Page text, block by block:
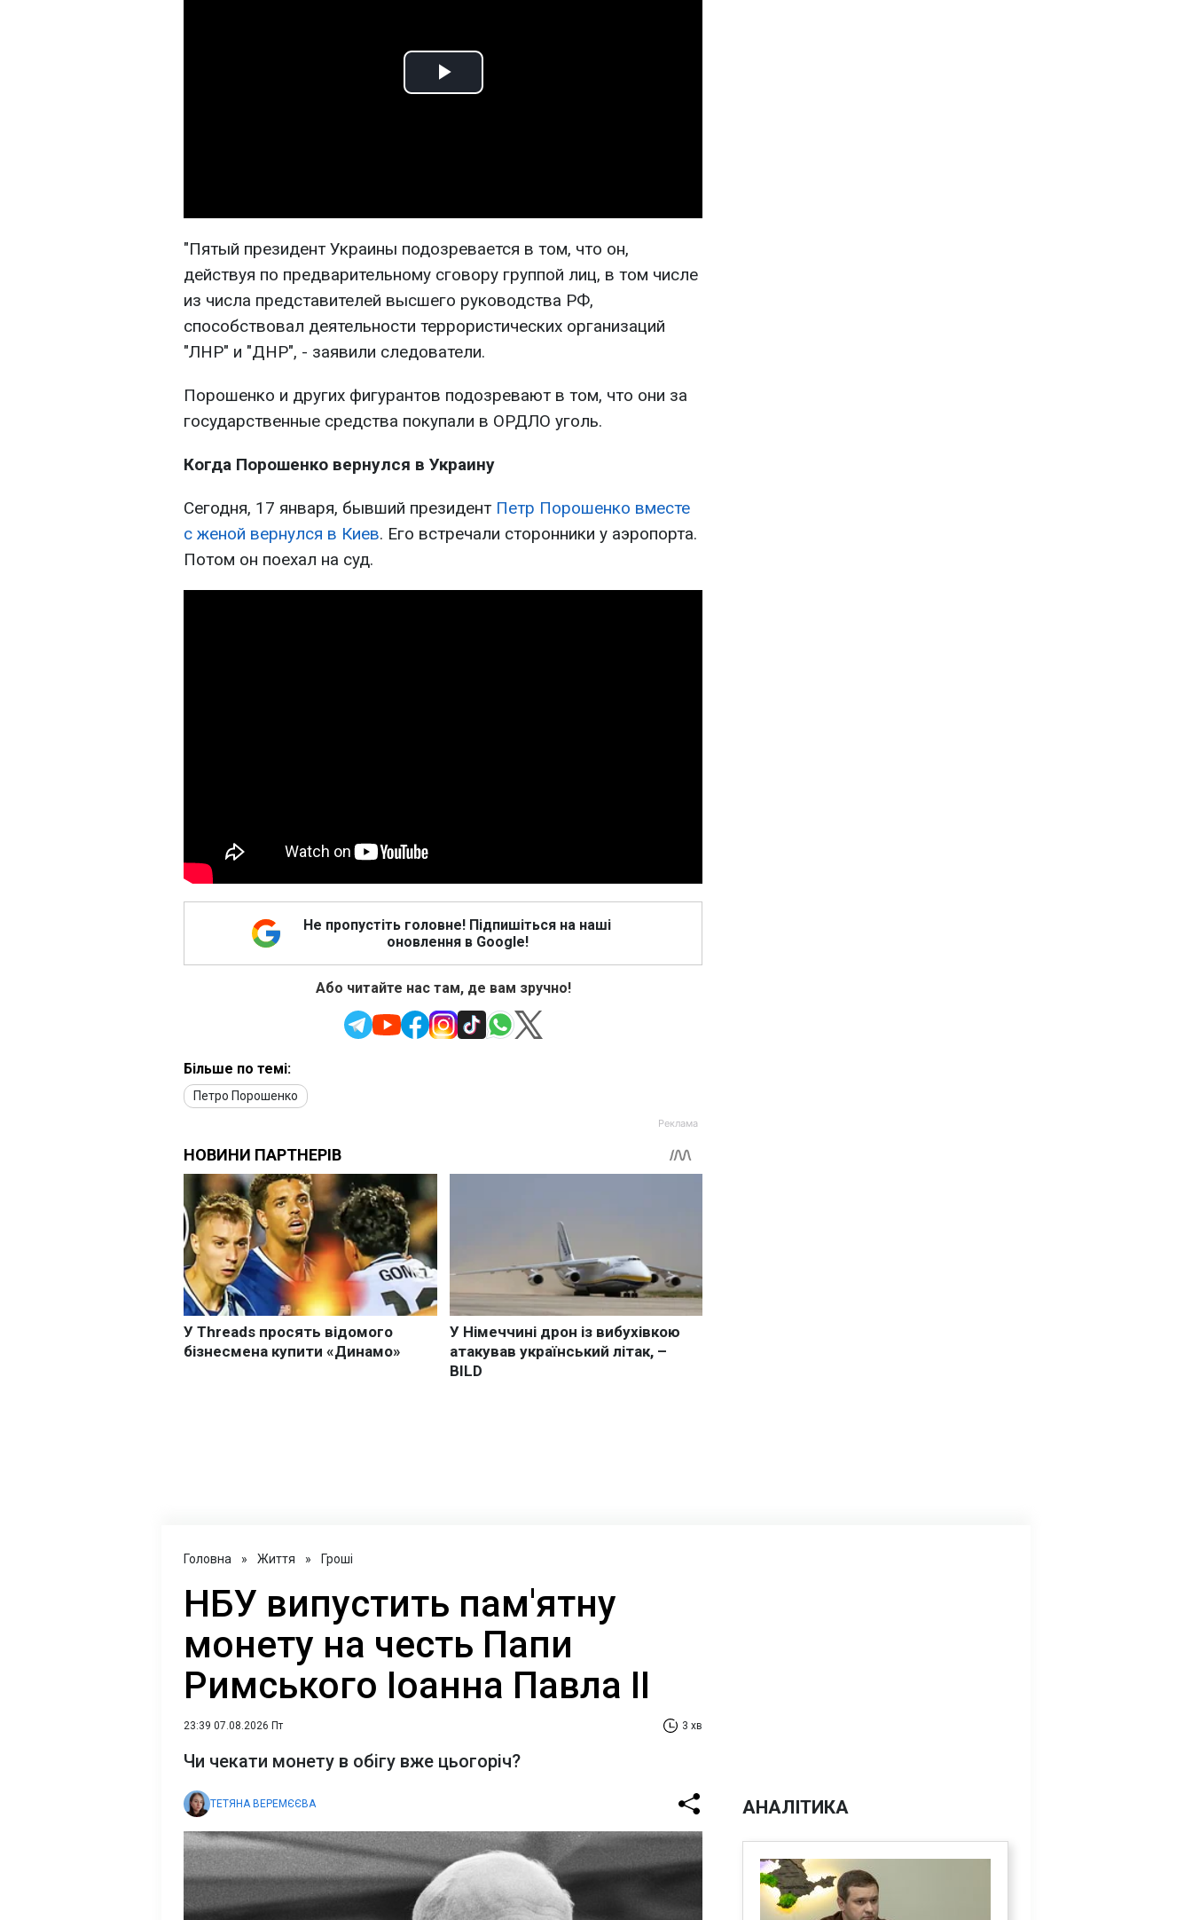
Play
"Пятый президент Украины подозревается в том, что он,
действуя по предварительному сговору группой лиц, в том числе
из числа представителей высшего руководства РФ,
способствовал деятельности террористических организаций
"ЛНР" и "ДНР", - заявили следователи.
Порошенко и других фигурантов подозревают в том, что они за
государственные средства покупали в ОРДЛО уголь.
Когда Порошенко вернулся в Украину
Сегодня, 17 января, бывший президент Петр Порошенко вместе
с женой вернулся в Киев. Его встречали сторонники у аэропорта.
Потом он поехал на суд.
Не пропустіть головне! Підпишіться на наші
оновлення в Google!
Або читайте нас там, де вам зручно!
Більше по темі:
Петро Порошенко
Головна » Життя » Гроші
НБУ випустить пам'ятну
монету на честь Папи
Римського Іоанна Павла II
23:39 07.08.2026 Пт 3 хв
Чи чекати монету в обігу вже цьогоріч?
ТЕТЯНА ВЕРЕМЄЄВА АНАЛІТИКА